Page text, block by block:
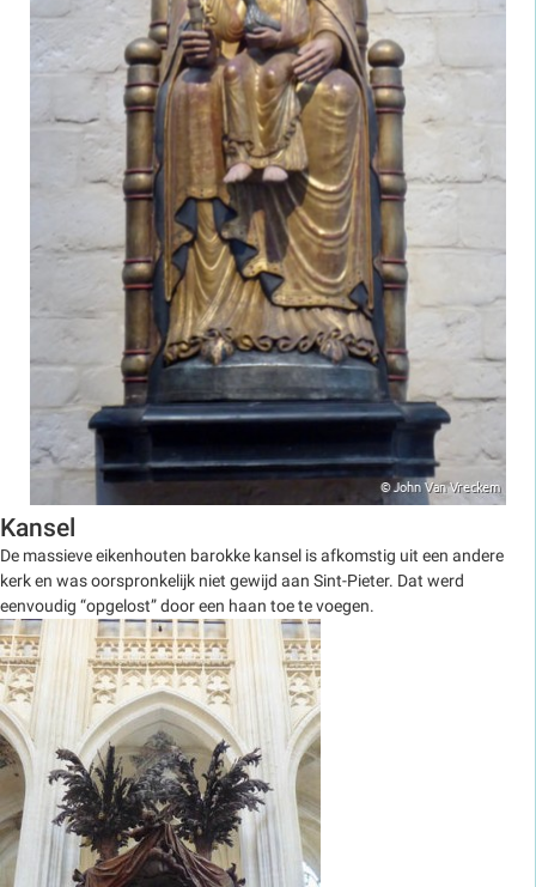
Kansel
De massieve eikenhouten barokke kansel is afkomstig uit een andere
kerk en was oorspronkelijk niet gewijd aan Sint-Pieter. Dat werd
eenvoudig “opgelost” door een haan toe te voegen.